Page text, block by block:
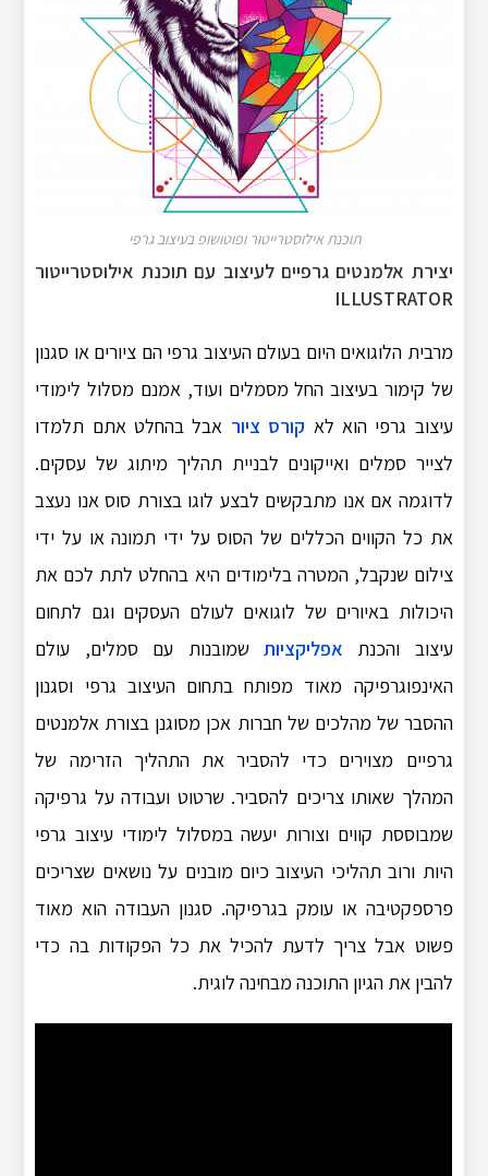
תוכנת אילוסטרייטור ופוטושופ בעיצוב גרפי
יצירת אלמנטים גרפיים לעיצוב עם תוכנת אילוסטרייטור
ILLUSTRATOR
מרבית הלוגואים היום בעולם העיצוב גרפי הם ציורים או סגנון
של קימור בעיצוב החל מסמלים ועוד, אמנם מסלול לימודי
עיצוב גרפי הוא לא קורס ציור אבל בהחלט אתם תלמדו
לצייר סמלים ואייקונים לבניית תהליך מיתוג של עסקים.
לדוגמה אם אנו מתבקשים לבצע לוגו בצורת סוס אנו נעצב
את כל הקווים הכללים של הסוס על ידי תמונה או על ידי
צילום שנקבל, המטרה בלימודים היא בהחלט לתת לכם את
היכולות באיורים של לוגואים לעולם העסקים וגם לתחום
עיצוב והכנת אפליקציות
שמובנות עם סמלים, עולם
האינפוגרפיקה מאוד מפותח בתחום העיצוב גרפי וסגנון
ההסבר של מהלכים של חברות אכן מסוגנן בצורת אלמנטים
גרפיים מצוירים כדי להסביר את התהליך הזרימה של
המהלך שאותו צריכים להסביר. שרטוט ועבודה על גרפיקה
שמבוססת קווים וצורות יעשה במסלול לימודי עיצוב גרפי
היות ורוב תהליכי העיצוב כיום מובנים על נושאים שצריכים
פרספקטיבה או עומק בגרפיקה. סגנון העבודה הוא מאוד
פשוט אבל צריך לדעת להכיל את כל הפקודות בה כדי
להבין את הגיון התוכנה מבחינה לוגית.